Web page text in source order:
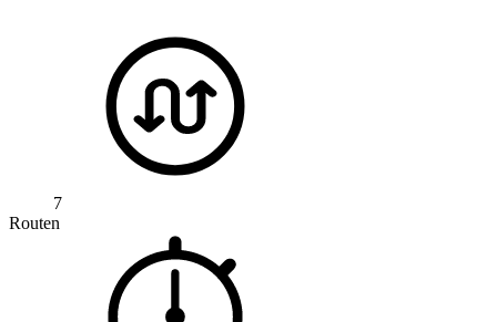
7
Routen